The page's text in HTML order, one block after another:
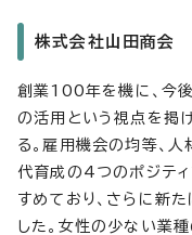
株式会社山田商会
創業100年を機に、今
の活用という視点を掲
る。雇用機会の均等、人
代育成の4つのポジティ
すめており、さらに新
した。女性の少ない業